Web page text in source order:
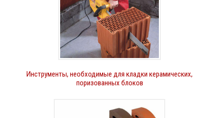
Инструменты, необходимые для кладки керамических,
поризованных блоков